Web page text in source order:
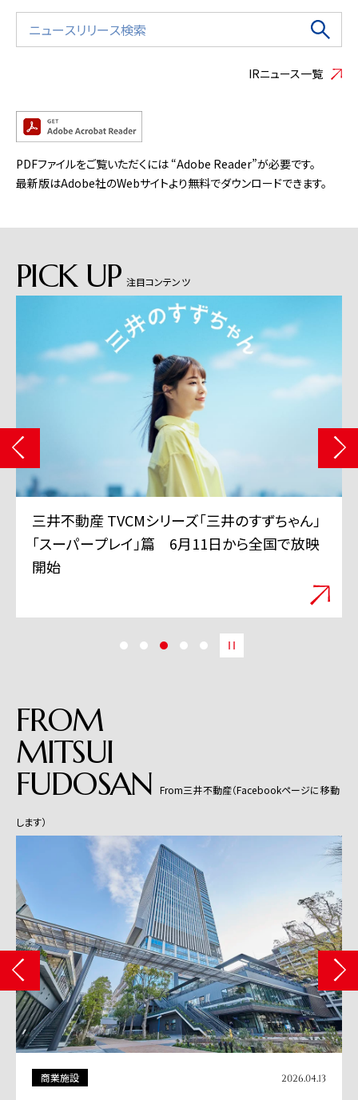
IRニュース一覧
PDFファイルをご覧いただくには “Adobe Reader”が必要です。
最新版はAdobe社のWebサイトより無料でダウンロードできます。
PICK UP 注目コンテンツ
三井不動産 TVCMシリーズ「三井のすずちゃん」
「スーパープレイ」篇 6月11日から全国で放映
開始
FROM
MITSUI
FUDOSAN From三井不動産（Facebookページに移動
します）
商業施設 2026.04.13